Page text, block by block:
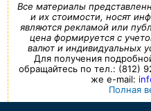
Все материалы
и их стоимости, носят
являются рекламой или
цена формируется с
валют и индивидуальных
Для получения
обращайтесь по тел.: (812)
же e-mail:
Полная